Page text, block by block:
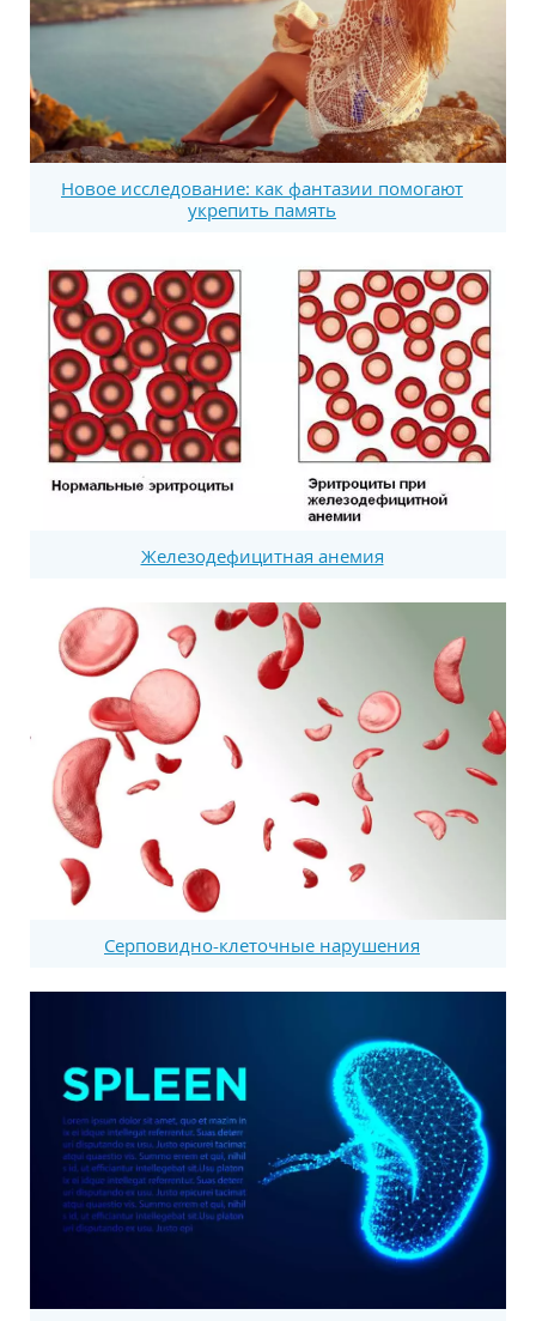
Новое исследование: как фантазии помогают
укрепить память
Железодефицитная анемия
Серповидно-клеточные нарушения